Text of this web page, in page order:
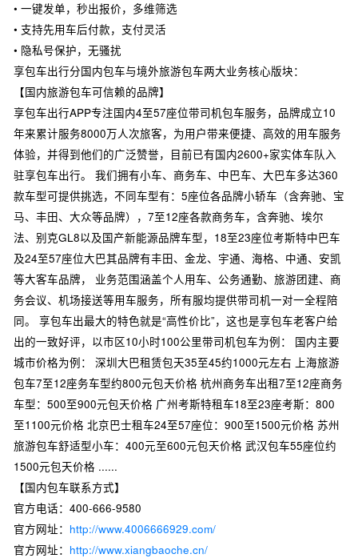
• 一键发单，秒出报价，多维筛选
• 支持先用车后付款，支付灵活
• 隐私号保护，无骚扰
享包车出行分国内包车与境外旅游包车两大业务核心版块：
【国内旅游包车可信赖的品牌】
享包车出行APP专注国内4至57座位带司机包车服务，品牌成立10
年来累计服务8000万人次旅客，为用户带来便捷、高效的用车服务
体验，并得到他们的广泛赞誉，目前已有国内2600+家实体车队入
驻享包车出行。 我们拥有小车、商务车、中巴车、大巴车多达360
款车型可提供挑选，不同车型有：5座位各品牌小轿车（含奔驰、宝
马、丰田、大众等品牌），7至12座各款商务车，含奔驰、埃尔
法、别克GL8以及国产新能源品牌车型，18至23座位考斯特中巴车
及24至57座位大巴其品牌有丰田、金龙、宇通、海格、中通、安凯
等大客车品牌， 业务范围涵盖个人用车、公务通勤、旅游团建、商
务会议、机场接送等用车服务，所有服均提供带司机一对一全程陪
同。 享包车出最大的特色就是“高性价比”，这也是享包车老客户给
出的一致好评，以市区10小时100公里带司机包车为例： 国内主要
城市价格为例： 深圳大巴租赁包天35至45约1000元左右 上海旅游
包车7至12座务车型约800元包天价格 杭州商务车出租7至12座商务
车型：500至900元包天价格 广州考斯特租车18至23座考斯：800
至1100元价格 北京巴士租车24至57座位：900至1500元价格 苏州
旅游包车舒适型小车：400元至600元包天价格 武汉包车55座位约
1500元包天价格 ......
【国内包车联系方式】
官方电话：400-666-9580
官方网址： http://www.4006666929.com/
官方网址： http://www.xiangbaoche.cn/